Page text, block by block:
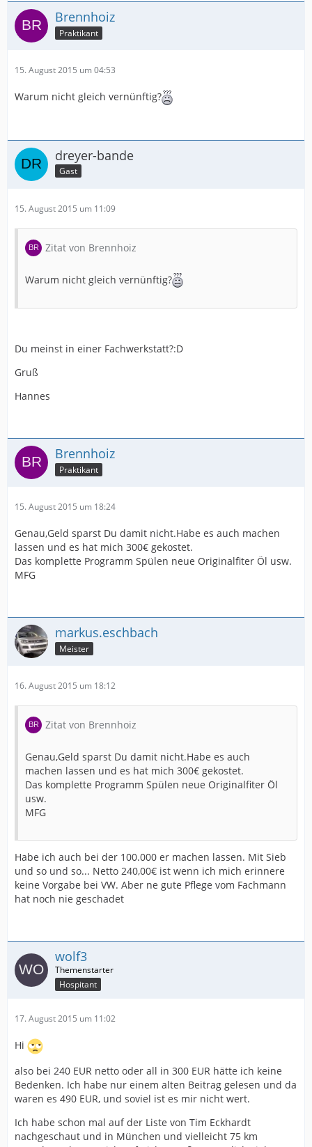
Brennhoiz
Praktikant
15. August 2015 um 04:53
Warum nicht gleich vernünftig?
dreyer-bande
Gast
15. August 2015 um 11:09
Zitat von Brennhoiz
Warum nicht gleich vernünftig?
Du meinst in einer Fachwerkstatt?:D
Gruß
Hannes
Brennhoiz
Praktikant
15. August 2015 um 18:24
Genau,Geld sparst Du damit nicht.Habe es auch machen
lassen und es hat mich 300€ gekostet.
Das komplette Programm Spülen neue Originalfiter Öl usw.
MFG
markus.eschbach
Meister
16. August 2015 um 18:12
Zitat von Brennhoiz
Genau,Geld sparst Du damit nicht.Habe es auch
machen lassen und es hat mich 300€ gekostet.
Das komplette Programm Spülen neue Originalfiter Öl
usw.
MFG
Habe ich auch bei der 100.000 er machen lassen. Mit Sieb
und so und so... Netto 240,00€ ist wenn ich mich erinnere
keine Vorgabe bei VW. Aber ne gute Pflege vom Fachmann
hat noch nie geschadet
wolf3
Hospitant
17. August 2015 um 11:02
Hi
also bei 240 EUR netto oder all in 300 EUR hätte ich keine
Bedenken. Ich habe nur einem alten Beitrag gelesen und da
waren es 490 EUR, und soviel ist es mir nicht wert.
Ich habe schon mal auf der Liste von Tim Eckhardt
nachgeschaut und in München und vielleicht 75 km